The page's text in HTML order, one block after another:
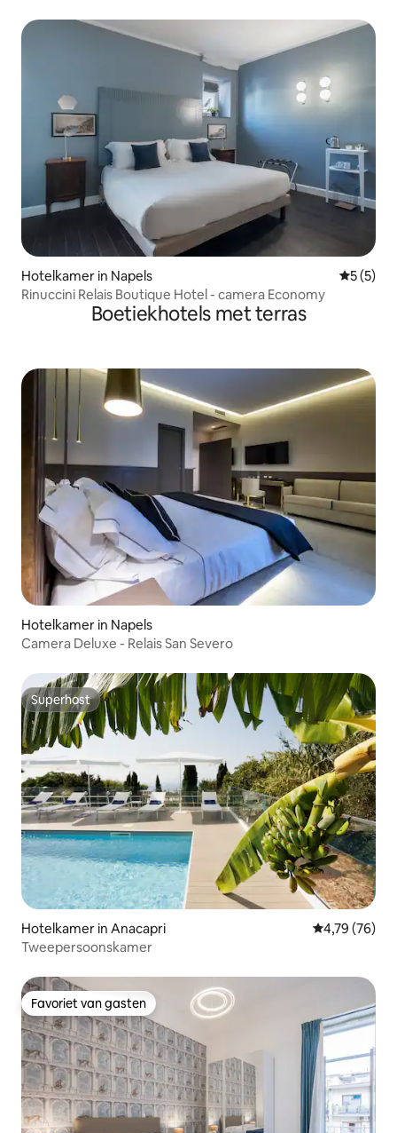
Hotelkamer in Napels
5 (5)
Rinuccini Relais Boutique Hotel - camera Economy
Boetiekhotels met terras
Hotelkamer in Napels
Camera Deluxe - Relais San Severo
Superhost
Superhost
Hotelkamer in Anacapri Gemiddelde
4,79 (76)
Tweepersoonskamer
Favoriet van gasten
Favoriet van gasten